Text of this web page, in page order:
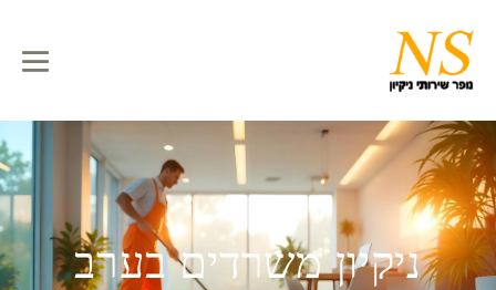
ניקיון משרדים בערב